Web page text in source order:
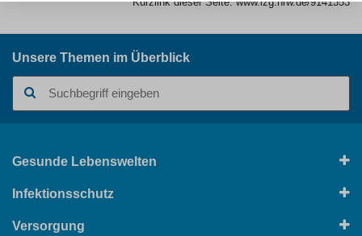
Unsere Themen im Überblick
Gesunde Lebenswelten
Infektionsschutz
Versorgung